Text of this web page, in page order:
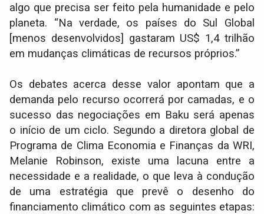
algo que precisa ser feito pela humanidade e pelo
planeta. “Na verdade, os países do Sul Global
[menos desenvolvidos] gastaram US$ 1,4 trilhão
em mudanças climáticas de recursos próprios.”
Os debates acerca desse valor apontam que a
demanda pelo recurso ocorrerá por camadas, e o
sucesso das negociações em Baku será apenas
o início de um ciclo. Segundo a diretora global de
Programa de Clima Economia e Finanças da WRI,
Melanie Robinson, existe uma lacuna entre a
necessidade e a realidade, o que leva à condução
de uma estratégia que prevê o desenho do
financiamento climático com as seguintes etapas: